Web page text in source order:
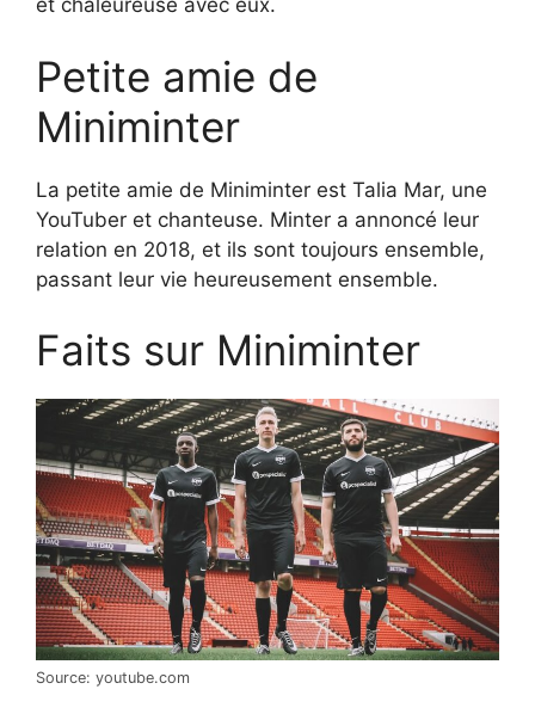
et chaleureuse avec eux.
Petite amie de
Miniminter
La petite amie de Miniminter est Talia Mar, une
YouTuber et chanteuse. Minter a annoncé leur
relation en 2018, et ils sont toujours ensemble,
passant leur vie heureusement ensemble.
Faits sur Miniminter
Source: youtube.com